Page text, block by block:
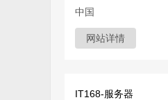
中国
网站详情
IT168-服务器